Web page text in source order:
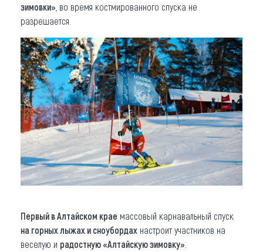
зимовки» , во время костмированного спуска не
разрешается.
Первый в Алтайском крае массовый карнавальный спуск
на горных лыжах и сноубордах настроит участников на
веселую и радостную «Алтайскую зимовку»